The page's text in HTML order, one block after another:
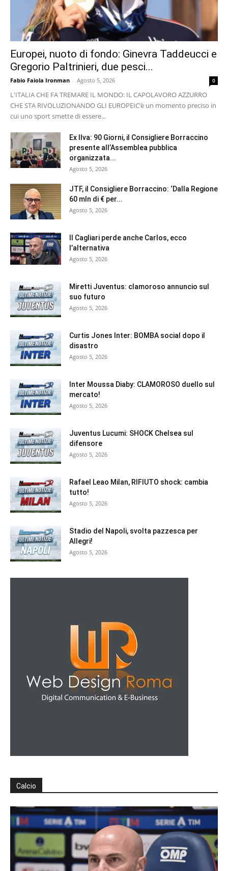
Europei, nuoto di fondo: Ginevra Taddeucci e
Gregorio Paltrinieri, due pesci...
Fabio Faiola Ironman - Agosto 5, 2026 0
L'ITALIA CHE FA TREMARE IL MONDO: IL CAPOLAVORO AZZURRO
CHE STA RIVOLUZIONANDO GLI EUROPEI ​C’è un momento preciso in
cui uno sport smette di essere...
Ex Ilva: 90 Giorni, il Consigliere Borraccino
presente all’Assemblea pubblica
organizzata...
Agosto 5, 2026
JTF, il Consigliere Borraccino: ‘Dalla Regione
60 mln di € per...
Agosto 5, 2026
Il Cagliari perde anche Carlos, ecco
l’alternativa
Agosto 5, 2026
Miretti Juventus: clamoroso annuncio sul
suo futuro
Agosto 5, 2026
Curtis Jones Inter: BOMBA social dopo il
disastro
Agosto 5, 2026
Inter Moussa Diaby: CLAMOROSO duello sul
mercato!
Agosto 5, 2026
Juventus Lucumi: SHOCK Chelsea sul
difensore
Agosto 5, 2026
Rafael Leao Milan, RIFIUTO shock: cambia
tutto!
Agosto 5, 2026
Stadio del Napoli, svolta pazzesca per
Allegri!
Agosto 5, 2026
Calcio